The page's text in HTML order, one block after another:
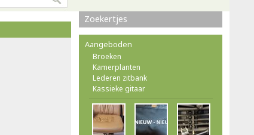
Zoekertjes
Aangeboden
Broeken
Kamerplanten
Lederen zitbank
Kassieke gitaar